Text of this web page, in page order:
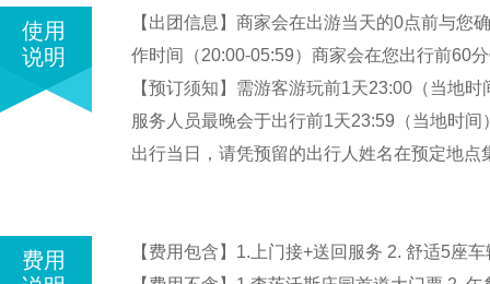
使用
说明
【出团信息】商家会在出游当天的0点前与
作时间（20:00-05:59）商家会在您出行前60
【预订须知】需游客游玩前1天23:00（当地时
服务人员最晚会于出行前1天23:59（当地时间
出行当日，请凭预留的出行人姓名在预定地点
费用
【费用包含】1.上门接+送回服务 2. 舒适5座